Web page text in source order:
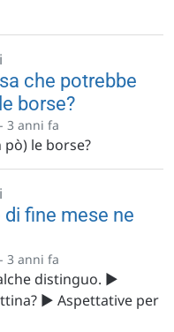
che potrebbe
borse?
3 anni fa
le borse?
fine mese ne
3 anni fa
distinguo. ▶️
▶️ Aspettative per